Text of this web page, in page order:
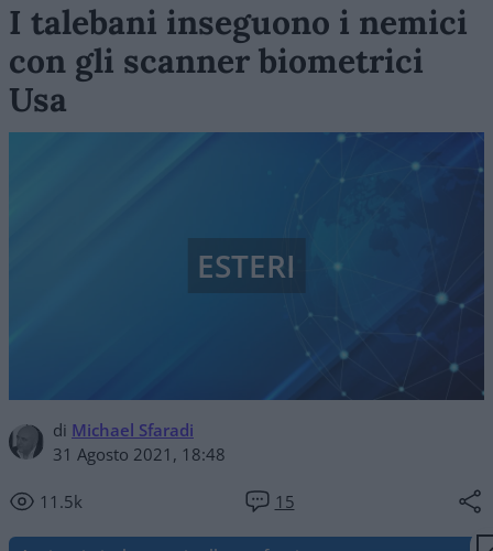
I talebani inseguono i nemici
con gli scanner biometrici
Usa
di Michael Sfaradi
31 Agosto 2021, 18:48
11.5k 15
ESTERI